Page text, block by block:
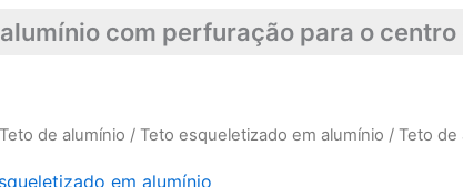
com perfuração para o
Teto de alumínio /Teto esqueletizado em alumínio / Teto de
em alumínio